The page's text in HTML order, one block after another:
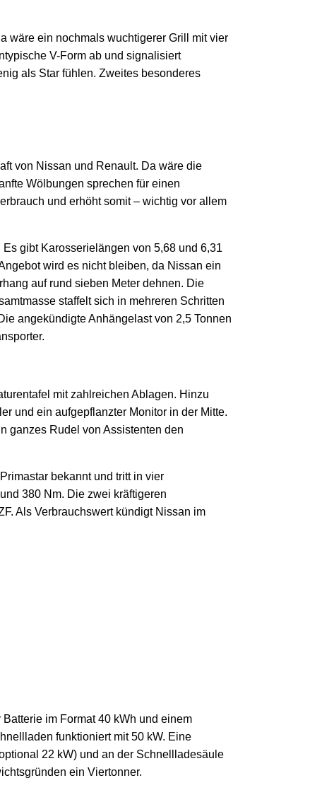
wäre ein nochmals wuchtigerer Grill mit vier
V-Form ab und signalisiert
als Star fühlen. Zweites besonderes
von Nissan und Renault. Da wäre die
Wölbungen sprechen für einen
und erhöht somit – wichtig vor allem
gibt Karosserielängen von 5,68 und 6,31
wird es nicht bleiben, da Nissan ein
auf rund sieben Meter dehnen. Die
staffelt sich in mehreren Schritten
angekündigte Anhängelast von 2,5 Tonnen
mit zahlreichen Ablagen. Hinzu
und ein aufgepflanzter Monitor in der Mitte.
ganzes Rudel von Assistenten den
bekannt und tritt in vier
380 Nm. Die zwei kräftigeren
Als Verbrauchswert kündigt Nissan im
im Format 40 kWh und einem
funktioniert mit 50 kW. Eine
22 kW) und an der Schnellladesäule
ein Viertonner.